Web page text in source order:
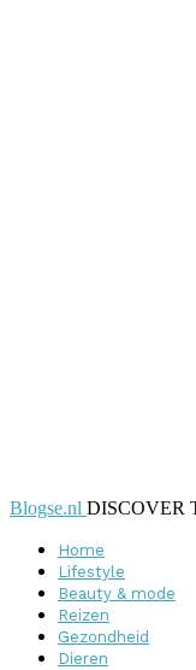
Blogse.nl DISCOVER
Home
Lifestyle
Beauty & mode
Reizen
Gezondheid
Dieren